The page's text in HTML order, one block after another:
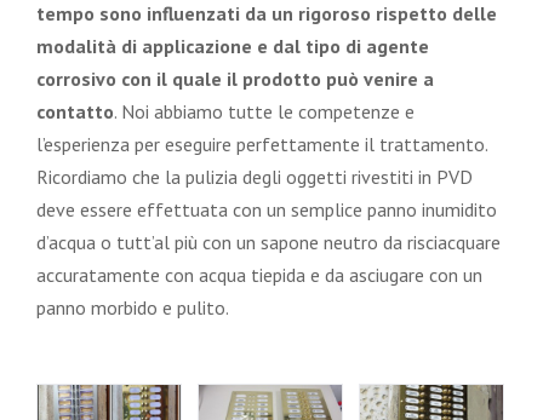
tempo sono influenzati da un rigoroso rispetto delle
modalità di applicazione e dal tipo di agente
corrosivo con il quale il prodotto può venire a
contatto. Noi abbiamo tutte le competenze e
l’esperienza per eseguire perfettamente il trattamento.
Ricordiamo che la pulizia degli oggetti rivestiti in PVD
deve essere effettuata con un semplice panno inumidito
d’acqua o tutt’al più con un sapone neutro da risciacquare
accuratamente con acqua tiepida e da asciugare con un
panno morbido e pulito.